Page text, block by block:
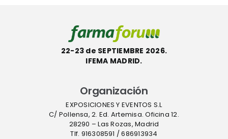
22-23 de SEPTIEMBRE 2026.
IFEMA MADRID.
Organización
EXPOSICIONES Y EVENTOS S.L
C/ Pollensa, 2. Ed. Artemisa. Oficina 12.
28290 – Las Rozas, Madrid
Tlf. 916308591 / 686913934